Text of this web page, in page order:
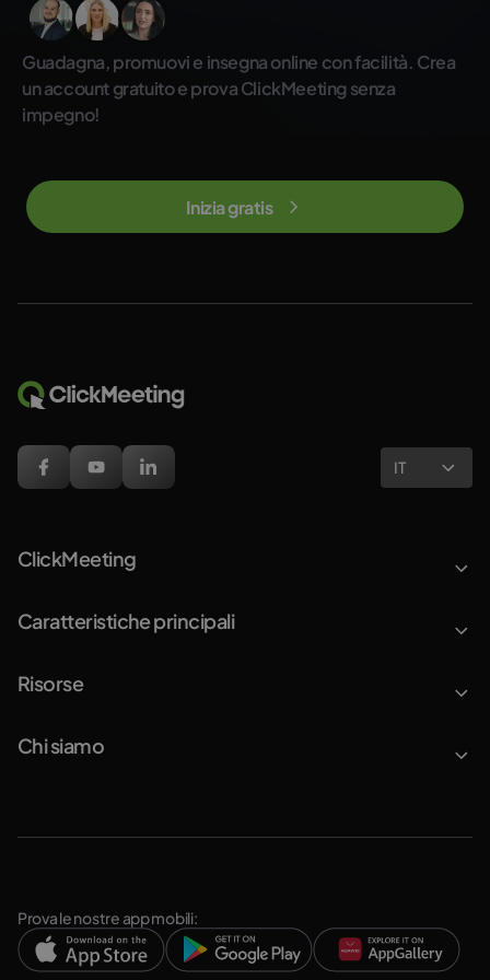
Guadagna, promuovi e insegna online con facilità. Crea
un account gratuito e prova ClickMeeting senza
impegno!
Inizia gratis
IT
ClickMeeting
Caratteristiche principali
Risorse
Chi siamo
Prova le nostre app mobili: